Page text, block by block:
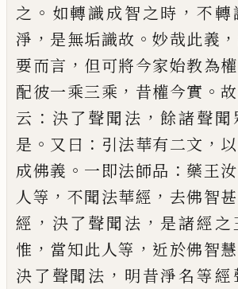
之 。 如轉識成智之時 ， 不轉
淨 ， 是無垢識故 。妙哉此義 ，
要而言 ， 但可將今家始教為權
配彼一乘三乘 ， 昔權今實 。
云 ： 決了聲聞法 ，餘諸聲聞
是 。 又曰 ： 引法華有二文 ，
成佛義 。 一即法師品 ： 藥王
人等 ， 不聞法華經 ， 去佛智
經 ， 決了聲聞法 ， 是諸經之
惟 ， 當知此人等 ， 近於佛智慧
決了聲聞法 ， 明昔淨名等 經